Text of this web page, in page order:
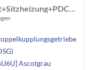
Ascotgrau